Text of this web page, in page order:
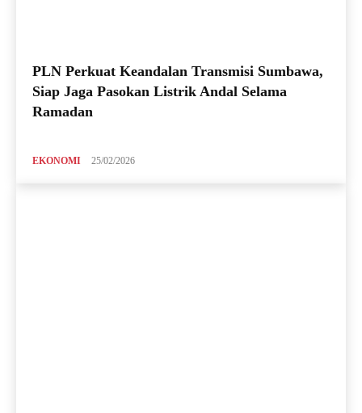
PLN Perkuat Keandalan Transmisi Sumbawa,
Siap Jaga Pasokan Listrik Andal Selama
Ramadan
EKONOMI 25/02/2026